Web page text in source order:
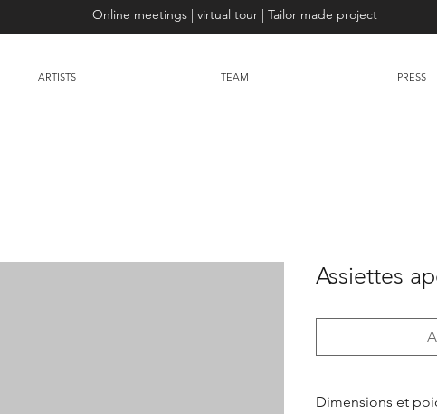
Online meetings | virtual tour | Tailor made project
ARTISTS TEAM PRESS
Assiettes
Dimensions et